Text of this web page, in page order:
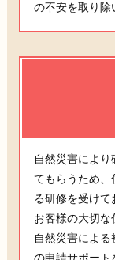
の不安を取り除
自然災害によ
てもらうため
る研修を受けて
お客様の大切な
自然災害によ